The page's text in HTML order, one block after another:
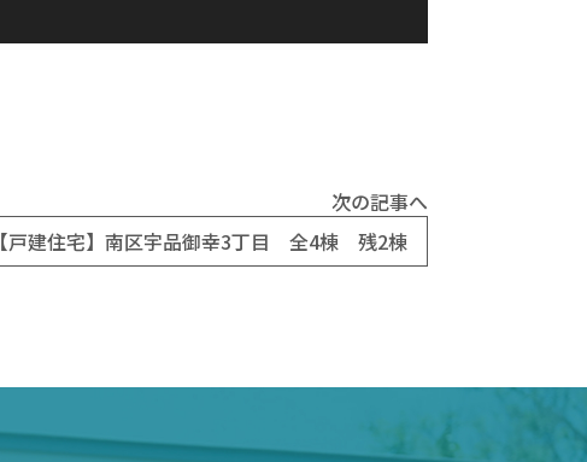
次の記事へ
【戸建住宅】南区宇品御幸3丁目 全4棟 残2棟